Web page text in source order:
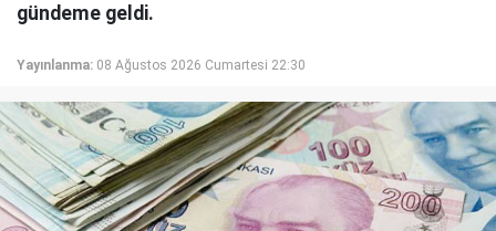
gündeme geldi.
Yayınlanma: 08 Ağustos 2026 Cumartesi 22:30